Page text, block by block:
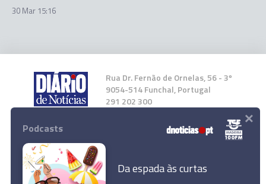
30 Mar 15:16
Rua Dr. Fernão de Ornelas, 56 - 3º
9054-514 Funchal, Portugal
291 202 300
Instale a nossa App
Podcasts
Da espada às curtas
×